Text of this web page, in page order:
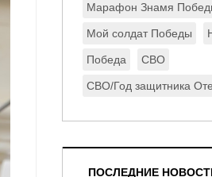
Марафон Знамя
Мой солдат Победы
Победа СВО
СВО/Год защитника
ПОСЛЕДНИЕ